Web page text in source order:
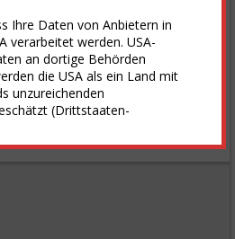
Ihre Daten von Anbietern in
verarbeitet werden. USA-
an dortige Behörden
die USA als ein Land mit
unzureichenden
(Drittstaaten-